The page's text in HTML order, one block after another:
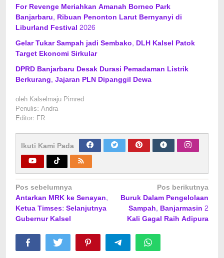
For Revenge Meriahkan Amanah Borneo Park
Banjarbaru, Ribuan Penonton Larut Bernyanyi di
Liburland Festival 2026
Gelar Tukar Sampah jadi Sembako, DLH Kalsel Patok
Target Ekonomi Sirkular
DPRD Banjarbaru Desak Durasi Pemadaman Listrik
Berkurang, Jajaran PLN Dipanggil Dewa
oleh Kalselmaju Pimred
Penulis: Andra
Editor: FR
Ikuti Kami Pada
Navigasi
pos
Pos sebelumnya
Antarkan MRK ke Senayan,
Ketua Timses: Selanjutnya
Gubernur Kalsel
Pos berikutnya
Buruk Dalam Pengelolaan
Sampah, Banjarmasin 2
Kali Gagal Raih Adipura